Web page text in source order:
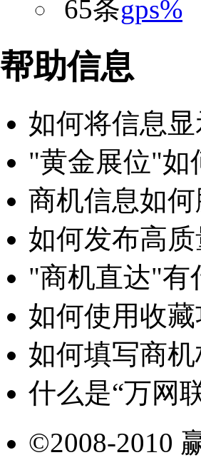
65条gps%
帮助信息
如何将信息
"黄金展位"如
商机信息如
如何发布高质
"商机直达"有
如何使用收藏
如何填写商机
什么是“万网
©2008-2010